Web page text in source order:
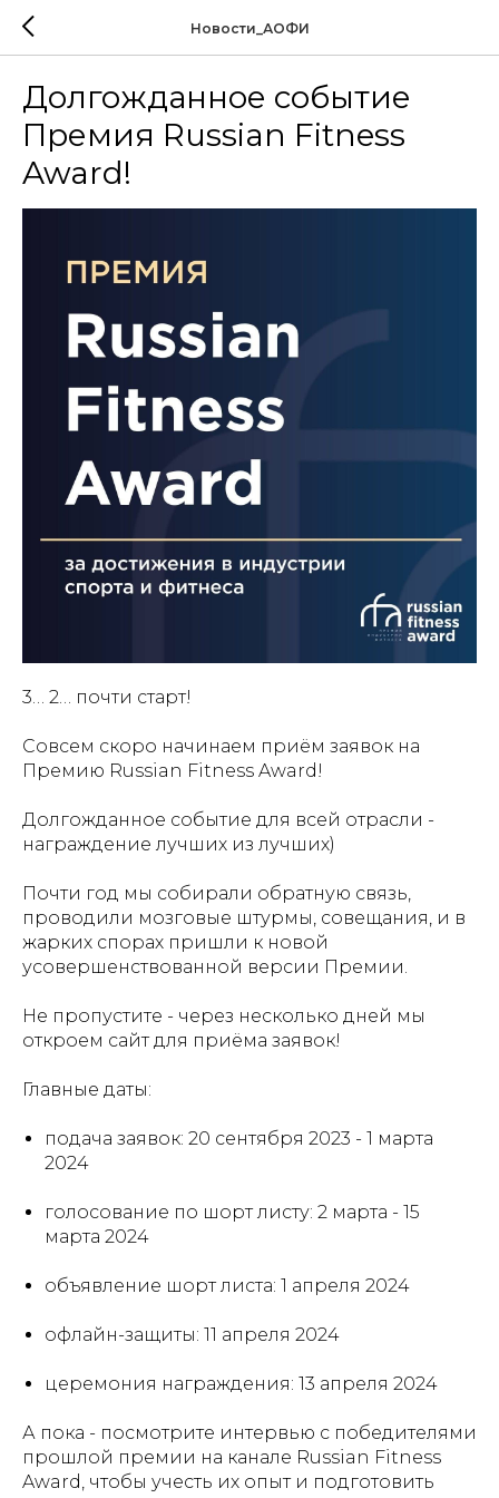
Новости_АОФИ
Долгожданное событие
Премия Russian Fitness
Award!
3… 2… почти старт!
Совсем скоро начинаем приём заявок на
Премию Russian Fitness Award!
Долгожданное событие для всей отрасли -
награждение лучших из лучших)
Почти год мы собирали обратную связь,
проводили мозговые штурмы, совещания, и в
жарких спорах пришли к новой
усовершенствованной версии Премии.
Не пропустите - через несколько дней мы
откроем сайт для приёма заявок!
Главные даты:
подача заявок: 20 сентября 2023 - 1 марта
2024
голосование по шорт листу: 2 марта - 15
марта 2024
объявление шорт листа: 1 апреля 2024
офлайн-защиты: 11 апреля 2024
церемония награждения: 13 апреля 2024
А пока - посмотрите интервью с победителями
прошлой премии на канале Russian Fitness
Award, чтобы учесть их опыт и подготовить